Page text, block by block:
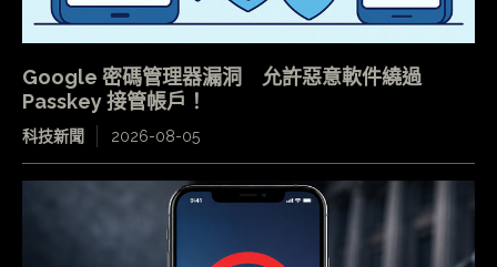
Google 密碼管理器漏洞 允許惡意軟件繞過
Passkey 接管帳戶！
科技新聞 2026-08-05